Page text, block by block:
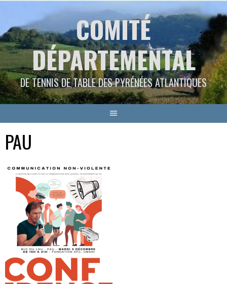
contenu
COMITÉ
DÉPARTEMENTAL
DE TENNIS DE TABLE DES PYRÉNÉES ATLANTIQUES
PAU